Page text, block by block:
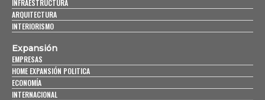
INFRAESTRUCTURA
ARQUITECTURA
INTERIORISMO
Expansión
EMPRESAS
HOME EXPANSIÓN POLITICA
ECONOMÍA
INTERNACIONAL